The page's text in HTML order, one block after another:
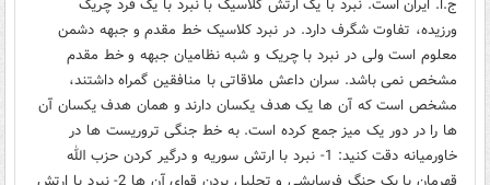
ج.ا. ایران است. نبرد با یک ارتش کلاسیک با نبرد با یک فرد چریک
ورزیده، تفاوت شگرف دارد. در نبرد کلاسیک خط مقدم و جبهه دشمن
معلوم است ولی در نبرد با چریک و شبه نظامیان جبهه و خط مقدم
مشخص نمی باشد. سران داعش ملاقاتی با منافقین گمراه داشتند،
مشخص است که آن ها یک هدف یکسان دارند و همان هدف یکسان آن
ها را در دور یک میز جمع کرده است. به خط جنگی تروریست ها در
خاورمیانه دقت کنید: 1- نبرد با ارتش سوریه و درگیر کردن حزب الله